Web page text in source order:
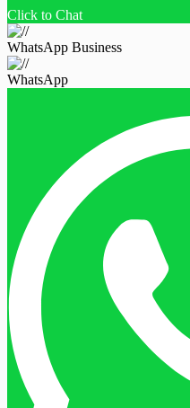
Click to Chat
WhatsApp Business
WhatsApp